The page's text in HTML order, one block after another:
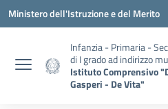
Vai ai contenuti
Vai al menu di navigazione
Vai al footer
Ministero dell'Istruzione e del Merito
Infanzia - Primaria -
di I grado ad indirizzo
Istituto Comprensivo
Gasperi - De Vita"